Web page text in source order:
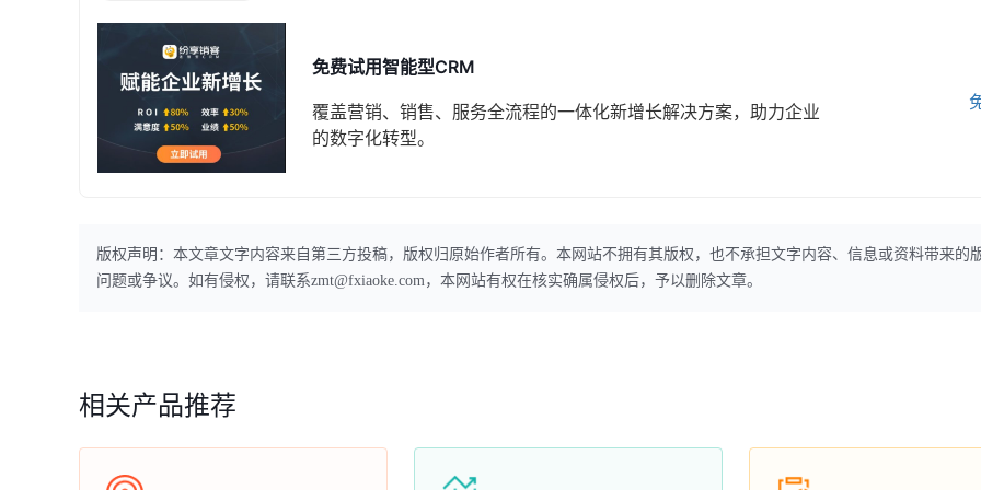
免费试用智能型CRM
覆盖营销、销售、服务全流程的一体化新增长解决方案，助力企业
的数字化转型。
版权声明：本文章文字内容来自第三方投稿，版权归原始作者所有。本网站不拥有其版权，也不承担文字内容、信息或资料带来的
问题或争议。如有侵权，请联系zmt@fxiaoke.com，本网站有权在核实确属侵权后，予以删除文章。
相关产品推荐